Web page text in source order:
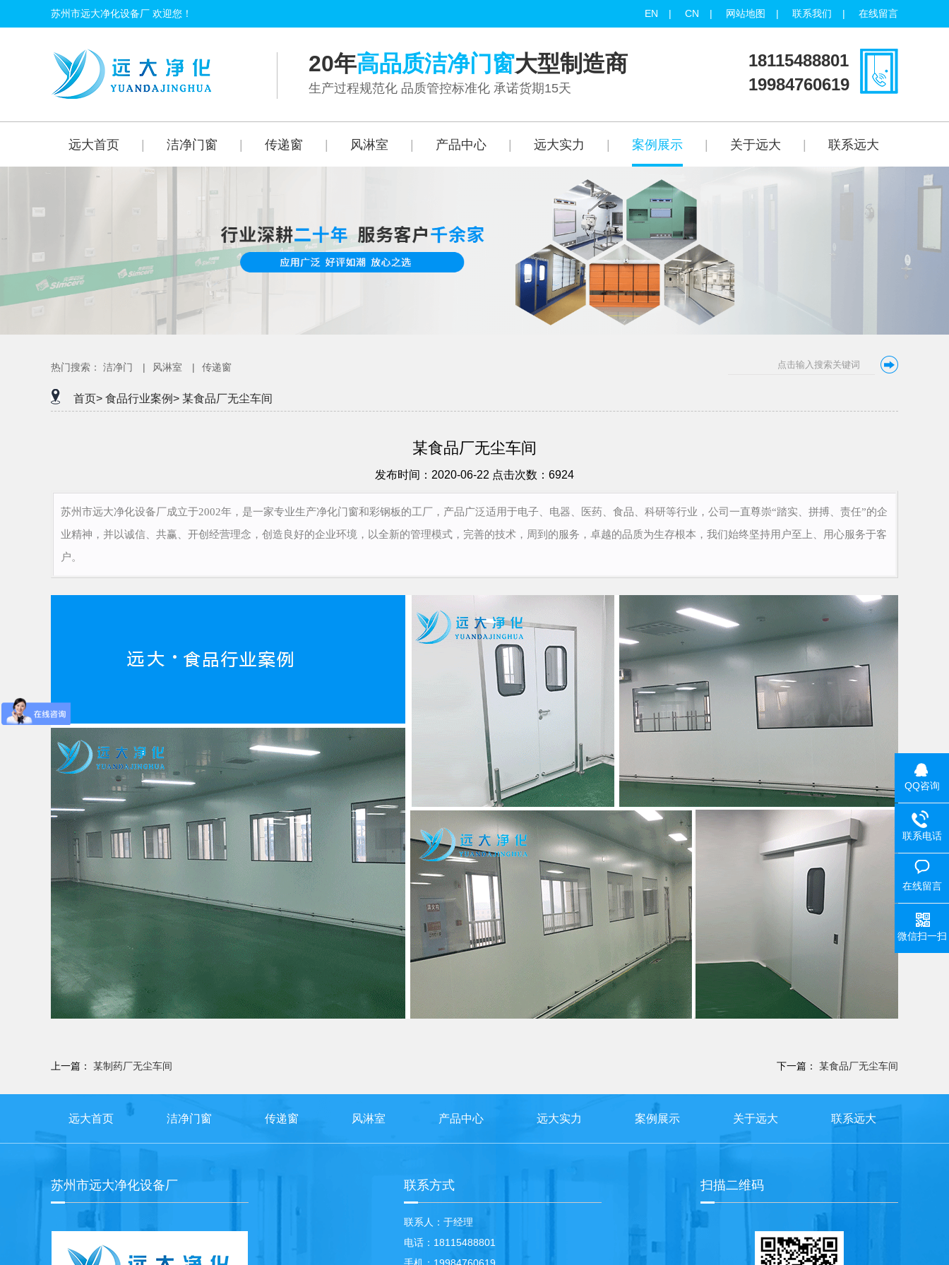
苏州市远大净化设备厂 欢迎您！ EN | CN | 网站地图 | 联系我们 | 在线留言
20年高品质洁净门窗大型制造商
生产过程规范化 品质管控标准化 承诺货期15天
18115488801
19984760619
远大首页 洁净门窗 传递窗 风淋室 产品中心 远大实力 案例展示 关于远大 联系远大
热门搜索： 洁净门 | 风淋室 | 传递窗
首页> 食品行业案例> 某食品厂无尘车间
某食品厂无尘车间
发布时间：2020-06-22 点击次数：6924
苏州市远大净化设备厂成立于2002年，是一家专业生产净化门窗和彩钢板的工厂，产品广泛适用于电子、电器、医药、食品、科研等行业，公司一直尊崇“踏实、拼搏、责任”的企
业精神，并以诚信、共赢、开创经营理念，创造良好的企业环境，以全新的管理模式，完善的技术，周到的服务，卓越的品质为生存根本，我们始终坚持用户至上、用心服务于客
户。
上一篇： 某制药厂无尘车间 下一篇： 某食品厂无尘车间
远大首页 洁净门窗 传递窗 风淋室 产品中心 远大实力 案例展示 关于远大 联系远大
苏州市远大净化设备厂 联系方式
联系人：于经理
电话：18115488801
手机：19984760619
扫描二维码
QQ咨询
联系电话
在线留言
微信扫一扫